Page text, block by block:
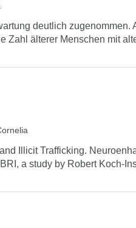
deutlich zugenommen.
Zahl älterer Menschen mit
Illicit Trafficking.
a study by Robert Koch-